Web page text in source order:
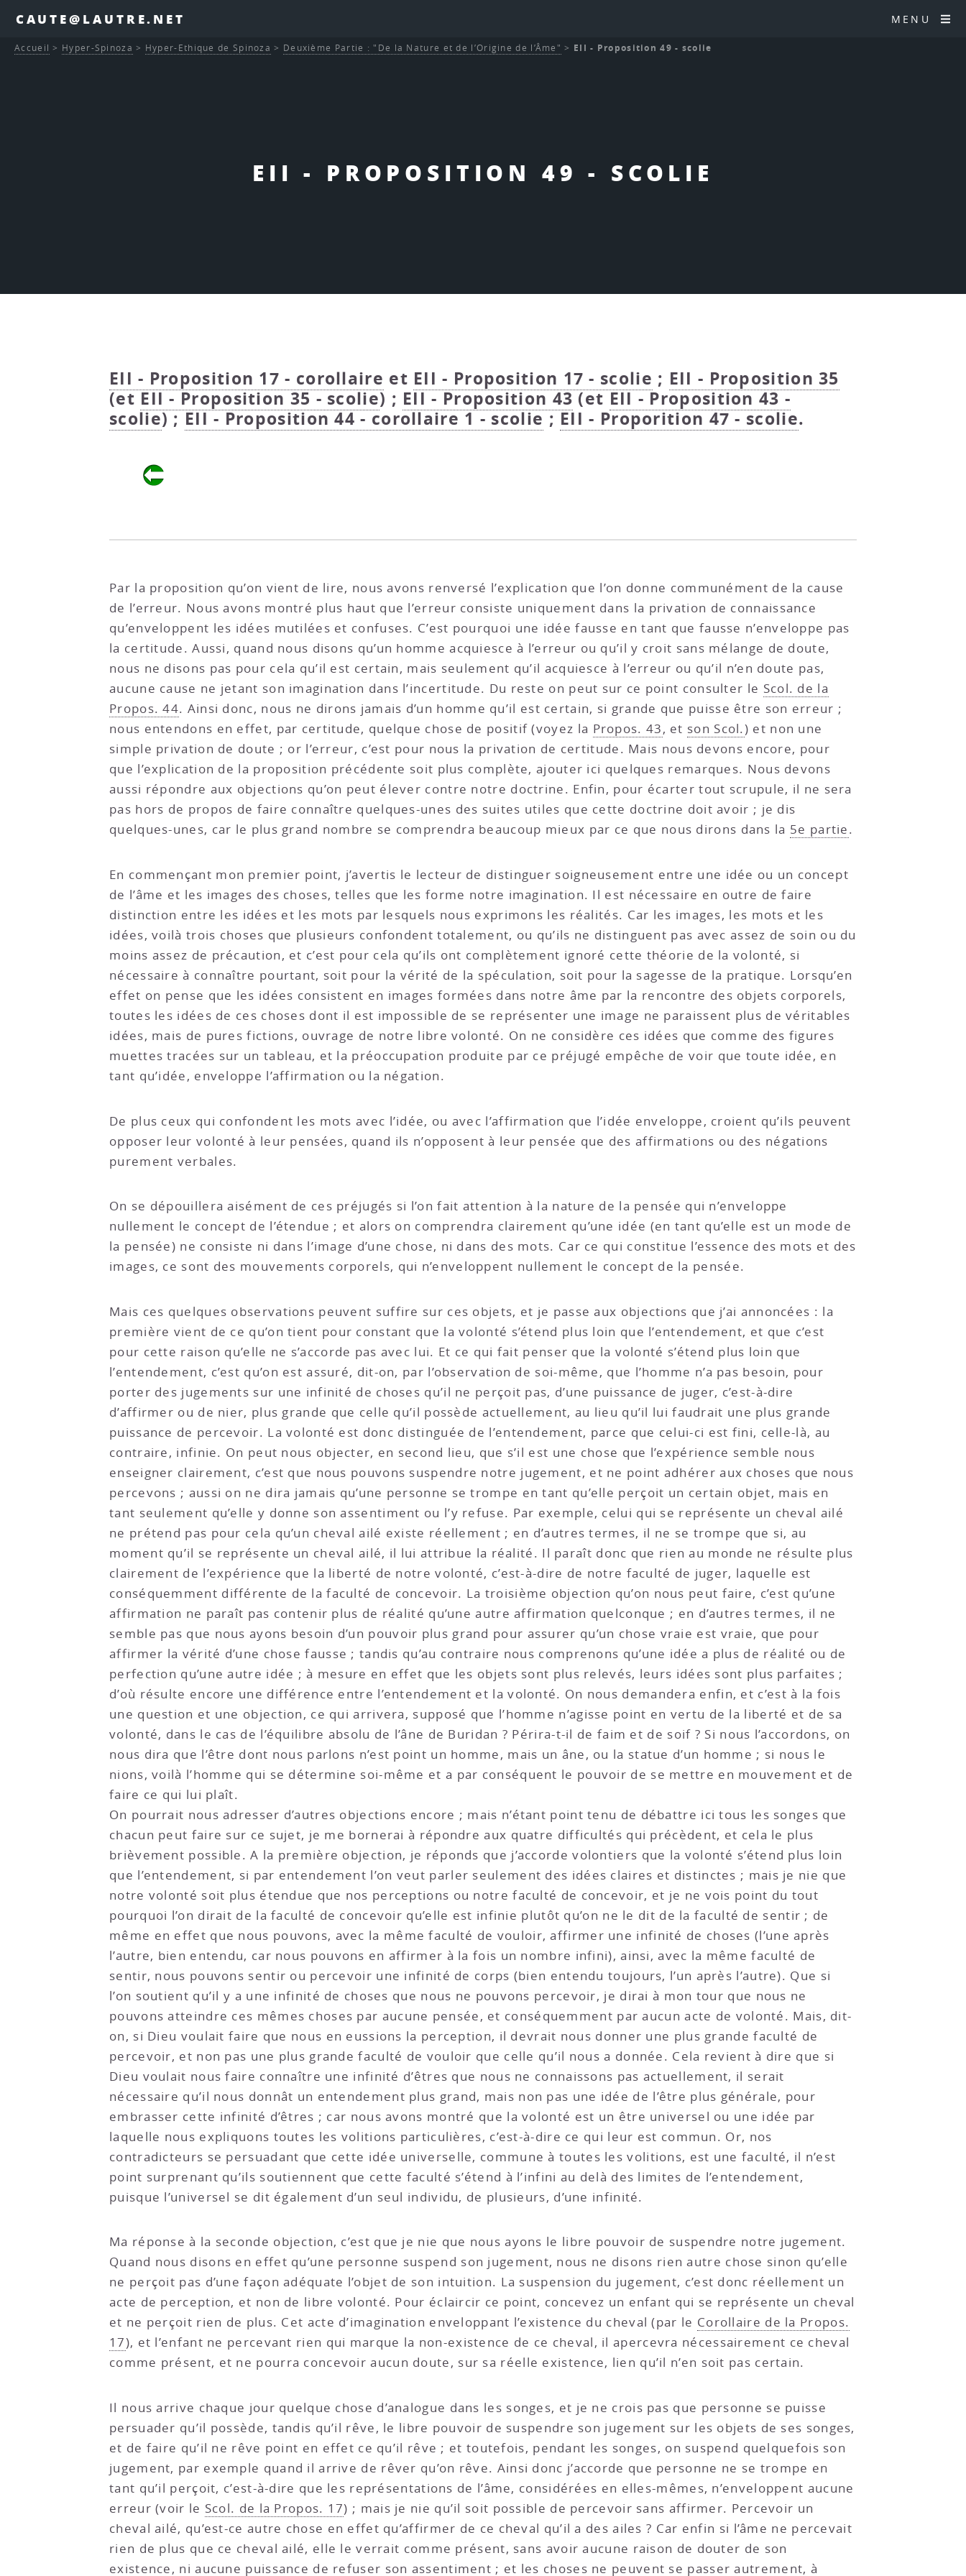
CAUTE@LAUTRE.NET MENU
EII - PROPOSITION 49 - SCOLIE
Accueil > Hyper-Spinoza > Hyper-Ethique de Spinoza > Deuxième Partie : "De la Nature et de l’Origine de l’Âme" > EII - Proposition 49 - scolie
EII - Proposition 17 - corollaire et EII - Proposition 17 - scolie ; EII - Proposition 35
(et EII - Proposition 35 - scolie) ; EII - Proposition 43 (et EII - Proposition 43 -
scolie) ; EII - Proposition 44 - corollaire 1 - scolie ; EII - Proporition 47 - scolie.
Par la proposition qu’on vient de lire, nous avons renversé l’explication que l’on donne communément de la cause
de l’erreur. Nous avons montré plus haut que l’erreur consiste uniquement dans la privation de connaissance
qu’enveloppent les idées mutilées et confuses. C’est pourquoi une idée fausse en tant que fausse n’enveloppe pas
la certitude. Aussi, quand nous disons qu’un homme acquiesce à l’erreur ou qu’il y croit sans mélange de doute,
nous ne disons pas pour cela qu’il est certain, mais seulement qu’il acquiesce à l’erreur ou qu’il n’en doute pas,
aucune cause ne jetant son imagination dans l’incertitude. Du reste on peut sur ce point consulter le Scol. de la
Propos. 44. Ainsi donc, nous ne dirons jamais d’un homme qu’il est certain, si grande que puisse être son erreur ;
nous entendons en effet, par certitude, quelque chose de positif (voyez la Propos. 43, et son Scol.) et non une
simple privation de doute ; or l’erreur, c’est pour nous la privation de certitude. Mais nous devons encore, pour
que l’explication de la proposition précédente soit plus complète, ajouter ici quelques remarques. Nous devons
aussi répondre aux objections qu’on peut élever contre notre doctrine. Enfin, pour écarter tout scrupule, il ne sera
pas hors de propos de faire connaître quelques-unes des suites utiles que cette doctrine doit avoir ; je dis
quelques-unes, car le plus grand nombre se comprendra beaucoup mieux par ce que nous dirons dans la 5e partie.
En commençant mon premier point, j’avertis le lecteur de distinguer soigneusement entre une idée ou un concept
de l’âme et les images des choses, telles que les forme notre imagination. Il est nécessaire en outre de faire
distinction entre les idées et les mots par lesquels nous exprimons les réalités. Car les images, les mots et les
idées, voilà trois choses que plusieurs confondent totalement, ou qu’ils ne distinguent pas avec assez de soin ou du
moins assez de précaution, et c’est pour cela qu’ils ont complètement ignoré cette théorie de la volonté, si
nécessaire à connaître pourtant, soit pour la vérité de la spéculation, soit pour la sagesse de la pratique. Lorsqu’en
effet on pense que les idées consistent en images formées dans notre âme par la rencontre des objets corporels,
toutes les idées de ces choses dont il est impossible de se représenter une image ne paraissent plus de véritables
idées, mais de pures fictions, ouvrage de notre libre volonté. On ne considère ces idées que comme des figures
muettes tracées sur un tableau, et la préoccupation produite par ce préjugé empêche de voir que toute idée, en
tant qu’idée, enveloppe l’affirmation ou la négation.
De plus ceux qui confondent les mots avec l’idée, ou avec l’affirmation que l’idée enveloppe, croient qu’ils peuvent
opposer leur volonté à leur pensées, quand ils n’opposent à leur pensée que des affirmations ou des négations
purement verbales.
On se dépouillera aisément de ces préjugés si l’on fait attention à la nature de la pensée qui n’enveloppe
nullement le concept de l’étendue ; et alors on comprendra clairement qu’une idée (en tant qu’elle est un mode de
la pensée) ne consiste ni dans l’image d’une chose, ni dans des mots. Car ce qui constitue l’essence des mots et des
images, ce sont des mouvements corporels, qui n’enveloppent nullement le concept de la pensée.
Mais ces quelques observations peuvent suffire sur ces objets, et je passe aux objections que j’ai annoncées : la
première vient de ce qu’on tient pour constant que la volonté s’étend plus loin que l’entendement, et que c’est
pour cette raison qu’elle ne s’accorde pas avec lui. Et ce qui fait penser que la volonté s’étend plus loin que
l’entendement, c’est qu’on est assuré, dit-on, par l’observation de soi-même, que l’homme n’a pas besoin, pour
porter des jugements sur une infinité de choses qu’il ne perçoit pas, d’une puissance de juger, c’est-à-dire
d’affirmer ou de nier, plus grande que celle qu’il possède actuellement, au lieu qu’il lui faudrait une plus grande
puissance de percevoir. La volonté est donc distinguée de l’entendement, parce que celui-ci est fini, celle-là, au
contraire, infinie. On peut nous objecter, en second lieu, que s’il est une chose que l’expérience semble nous
enseigner clairement, c’est que nous pouvons suspendre notre jugement, et ne point adhérer aux choses que nous
percevons ; aussi on ne dira jamais qu’une personne se trompe en tant qu’elle perçoit un certain objet, mais en
tant seulement qu’elle y donne son assentiment ou l’y refuse. Par exemple, celui qui se représente un cheval ailé
ne prétend pas pour cela qu’un cheval ailé existe réellement ; en d’autres termes, il ne se trompe que si, au
moment qu’il se représente un cheval ailé, il lui attribue la réalité. Il paraît donc que rien au monde ne résulte plus
clairement de l’expérience que la liberté de notre volonté, c’est-à-dire de notre faculté de juger, laquelle est
conséquemment différente de la faculté de concevoir. La troisième objection qu’on nous peut faire, c’est qu’une
affirmation ne paraît pas contenir plus de réalité qu’une autre affirmation quelconque ; en d’autres termes, il ne
semble pas que nous ayons besoin d’un pouvoir plus grand pour assurer qu’un chose vraie est vraie, que pour
affirmer la vérité d’une chose fausse ; tandis qu’au contraire nous comprenons qu’une idée a plus de réalité ou de
perfection qu’une autre idée ; à mesure en effet que les objets sont plus relevés, leurs idées sont plus parfaites ;
d’où résulte encore une différence entre l’entendement et la volonté. On nous demandera enfin, et c’est à la fois
une question et une objection, ce qui arrivera, supposé que l’homme n’agisse point en vertu de la liberté et de sa
volonté, dans le cas de l’équilibre absolu de l’âne de Buridan ? Périra-t-il de faim et de soif ? Si nous l’accordons, on
nous dira que l’être dont nous parlons n’est point un homme, mais un âne, ou la statue d’un homme ; si nous le
nions, voilà l’homme qui se détermine soi-même et a par conséquent le pouvoir de se mettre en mouvement et de
faire ce qui lui plaît.
On pourrait nous adresser d’autres objections encore ; mais n’étant point tenu de débattre ici tous les songes que
chacun peut faire sur ce sujet, je me bornerai à répondre aux quatre difficultés qui précèdent, et cela le plus
brièvement possible. A la première objection, je réponds que j’accorde volontiers que la volonté s’étend plus loin
que l’entendement, si par entendement l’on veut parler seulement des idées claires et distinctes ; mais je nie que
notre volonté soit plus étendue que nos perceptions ou notre faculté de concevoir, et je ne vois point du tout
pourquoi l’on dirait de la faculté de concevoir qu’elle est infinie plutôt qu’on ne le dit de la faculté de sentir ; de
même en effet que nous pouvons, avec la même faculté de vouloir, affirmer une infinité de choses (l’une après
l’autre, bien entendu, car nous pouvons en affirmer à la fois un nombre infini), ainsi, avec la même faculté de
sentir, nous pouvons sentir ou percevoir une infinité de corps (bien entendu toujours, l’un après l’autre). Que si
l’on soutient qu’il y a une infinité de choses que nous ne pouvons percevoir, je dirai à mon tour que nous ne
pouvons atteindre ces mêmes choses par aucune pensée, et conséquemment par aucun acte de volonté. Mais, dit-
on, si Dieu voulait faire que nous en eussions la perception, il devrait nous donner une plus grande faculté de
percevoir, et non pas une plus grande faculté de vouloir que celle qu’il nous a donnée. Cela revient à dire que si
Dieu voulait nous faire connaître une infinité d’êtres que nous ne connaissons pas actuellement, il serait
nécessaire qu’il nous donnât un entendement plus grand, mais non pas une idée de l’être plus générale, pour
embrasser cette infinité d’êtres ; car nous avons montré que la volonté est un être universel ou une idée par
laquelle nous expliquons toutes les volitions particulières, c’est-à-dire ce qui leur est commun. Or, nos
contradicteurs se persuadant que cette idée universelle, commune à toutes les volitions, est une faculté, il n’est
point surprenant qu’ils soutiennent que cette faculté s’étend à l’infini au delà des limites de l’entendement,
puisque l’universel se dit également d’un seul individu, de plusieurs, d’une infinité.
Ma réponse à la seconde objection, c’est que je nie que nous ayons le libre pouvoir de suspendre notre jugement.
Quand nous disons en effet qu’une personne suspend son jugement, nous ne disons rien autre chose sinon qu’elle
ne perçoit pas d’une façon adéquate l’objet de son intuition. La suspension du jugement, c’est donc réellement un
acte de perception, et non de libre volonté. Pour éclaircir ce point, concevez un enfant qui se représente un cheval
et ne perçoit rien de plus. Cet acte d’imagination enveloppant l’existence du cheval (par le Corollaire de la Propos.
17), et l’enfant ne percevant rien qui marque la non-existence de ce cheval, il apercevra nécessairement ce cheval
comme présent, et ne pourra concevoir aucun doute, sur sa réelle existence, lien qu’il n’en soit pas certain.
Il nous arrive chaque jour quelque chose d’analogue dans les songes, et je ne crois pas que personne se puisse
persuader qu’il possède, tandis qu’il rêve, le libre pouvoir de suspendre son jugement sur les objets de ses songes,
et de faire qu’il ne rêve point en effet ce qu’il rêve ; et toutefois, pendant les songes, on suspend quelquefois son
jugement, par exemple quand il arrive de rêver qu’on rêve. Ainsi donc j’accorde que personne ne se trompe en
tant qu’il perçoit, c’est-à-dire que les représentations de l’âme, considérées en elles-mêmes, n’enveloppent aucune
erreur (voir le Scol. de la Propos. 17) ; mais je nie qu’il soit possible de percevoir sans affirmer. Percevoir un
cheval ailé, qu’est-ce autre chose en effet qu’affirmer de ce cheval qu’il a des ailes ? Car enfin si l’âme ne percevait
rien de plus que ce cheval ailé, elle le verrait comme présent, sans avoir aucune raison de douter de son
existence, ni aucune puissance de refuser son assentiment ; et les choses ne peuvent se passer autrement, à